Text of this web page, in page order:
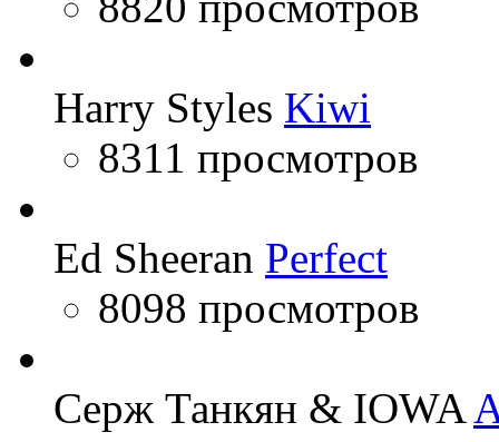
Harry Styles Kiwi
8311 просмотров
Ed Sheeran Perfect
8098 просмотров
Серж Танкян & IOWA